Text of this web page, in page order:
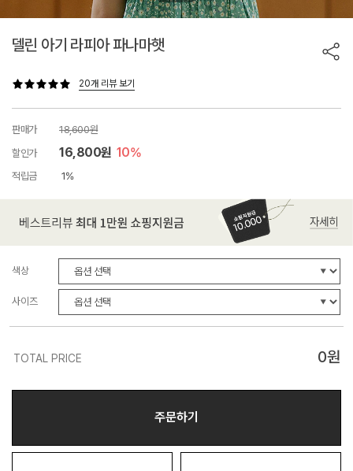
델린 아기 라피아 파나마햇
20개 리뷰 보기
판매가
18,600원
할인가
16,800원 10%
적립금 1%
색상
사이즈
TOTAL PRICE 0원
주문하기